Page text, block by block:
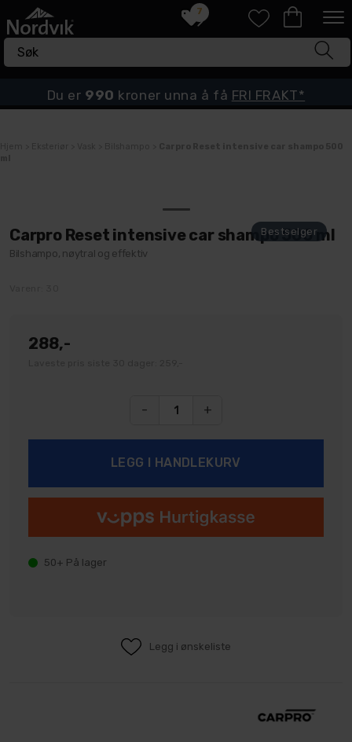
7
Du er 990 kroner unna å få FRI FRAKT*
Carpro Reset intensive car shampo 500 ml
Bilshampo, nøytral og effektiv
288,-
- +
50+ På lager
Legg i ønskeliste